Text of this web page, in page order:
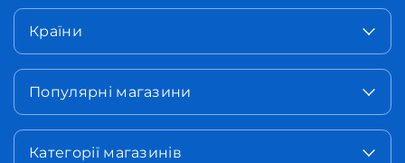
Країни
Популярні магазини
Категорії магазинів